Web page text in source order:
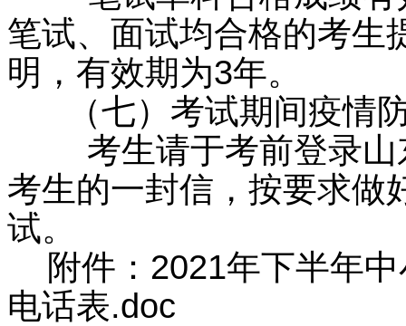
笔试、面试均合格的考生
明，有效期为3年。
（七）考试期间疫情
考生请于考前登录山
考生的一封信，按要求做
试。
附件：2021年下半年中
电话表.doc